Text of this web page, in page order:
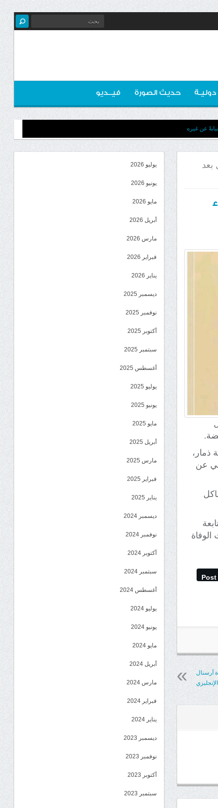
دوليـة حديث الصورة فيــديو
عن غيره
بعد
ذمار،
عن
Post
أرسنال
يوليو 2026
يونيو 2026
مايو 2026
أبريل 2026
مارس 2026
فبراير 2026
يناير 2026
ديسمبر 2025
نوفمبر 2025
أكتوبر 2025
سبتمبر 2025
أغسطس 2025
يوليو 2025
يونيو 2025
مايو 2025
أبريل 2025
مارس 2025
فبراير 2025
يناير 2025
ديسمبر 2024
نوفمبر 2024
أكتوبر 2024
سبتمبر 2024
أغسطس 2024
يوليو 2024
يونيو 2024
مايو 2024
أبريل 2024
مارس 2024
فبراير 2024
يناير 2024
ديسمبر 2023
نوفمبر 2023
أكتوبر 2023
سبتمبر 2023